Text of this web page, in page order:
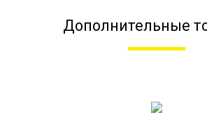
Дополнительные